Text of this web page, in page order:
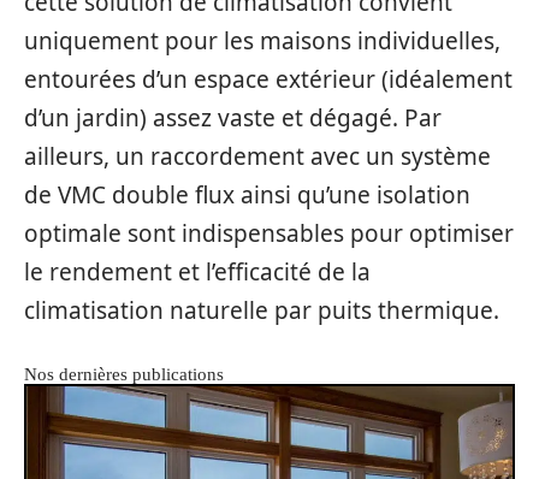
uniquement pour les maisons individuelles,
entourées d’un espace extérieur (idéalement
d’un jardin) assez vaste et dégagé. Par
ailleurs, un raccordement avec un système
de VMC double flux ainsi qu’une isolation
optimale sont indispensables pour optimiser
le rendement et l’efficacité de la
climatisation naturelle par puits thermique.
Nos dernières publications